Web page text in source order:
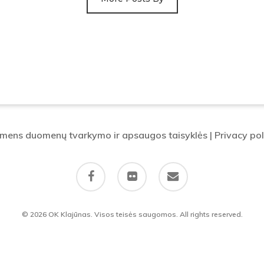
duomenų tvarkymo ir apsaugos taisyklės | Privacy
facebook flickr email
© 2026 OK Klajūnas. Visos teisės saugomos. All rights reserved.